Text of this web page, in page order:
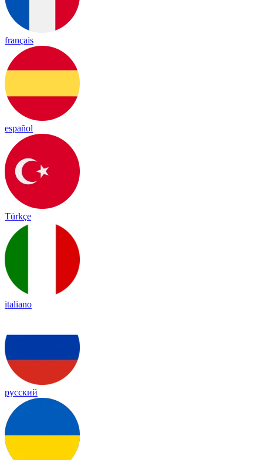
français
español
Türkçe
italiano
русский